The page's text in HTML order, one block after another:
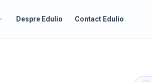
Despre Edulio Contact Edulio